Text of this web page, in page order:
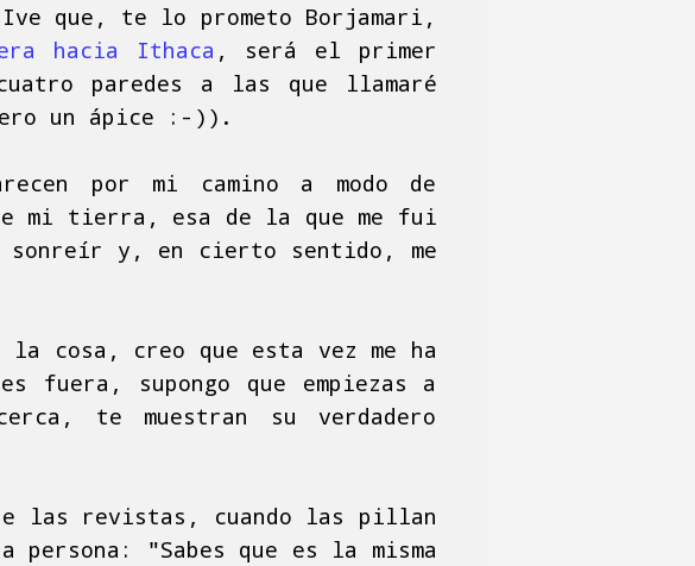
que, te lo prometo Borjamari,
hacia Ithaca , será el primer
paredes a las que llamaré
un ápice :-)).
por mi camino a modo de
mi tierra, esa de la que me fui
sonreír y, en cierto sentido, me
la cosa, creo que esta vez me ha
fuera, supongo que empiezas a
te muestran su verdadero
de las revistas, cuando las pillan
"Sabes que es la misma